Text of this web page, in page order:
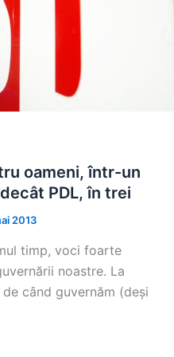
oameni, într-un
PDL, în trei
2013
timp, voci foarte
noastre. La
când guvernăm (deși